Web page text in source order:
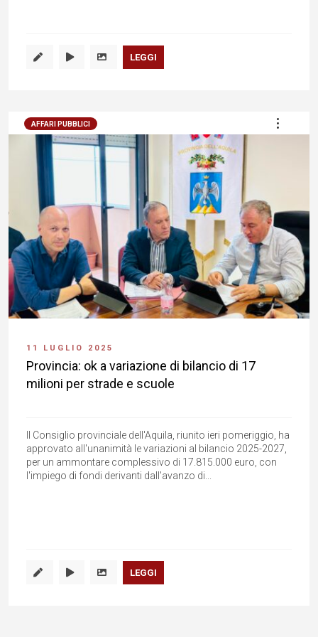
LEGGI
AFFARI PUBBLICI
11 LUGLIO 2025
Provincia: ok a variazione di bilancio di 17
milioni per strade e scuole
Il Consiglio provinciale dell'Aquila, riunito ieri pomeriggio, ha
approvato all'unanimità le variazioni al bilancio 2025-2027,
per un ammontare complessivo di 17.815.000 euro, con
l'impiego di fondi derivanti dall'avanzo di...
LEGGI